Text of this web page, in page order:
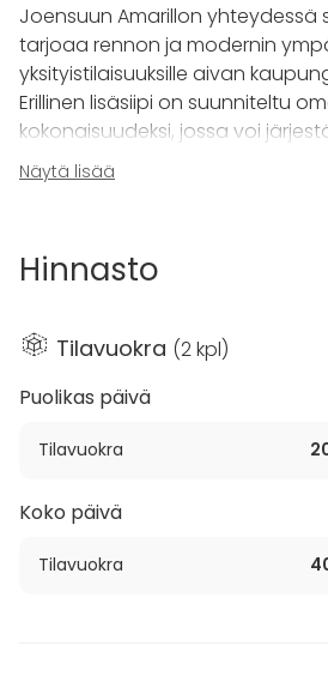
Joensuun Amarillon yhteydessä
tarjoaa rennon ja modernin
yksityistilaisuuksille aivan
Erillinen lisäsiipi on suunniteltu
kokonaisuudeksi, jossa voi
syntymäpäivät, illanvietot kuin
tapahtumat.
persoonallisella sisustuksellaan.
näyttö esimerkiksi esityksiä varten.
Tila soveltuu loistavasti niin
Amarillon ruoka- ja
herkullinen menu ja hyvä seura
Näytä lisää
Hinnasto
Tilavuokra (2 kpl)
Puolikas päivä
Tilavuokra
Koko päivä
Tilavuokra